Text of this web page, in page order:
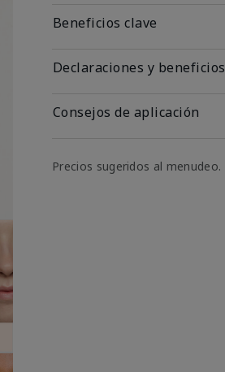
Beneficios clave
Declaraciones y beneficios
Consejos de aplicación
Precios sugeridos al menudeo.